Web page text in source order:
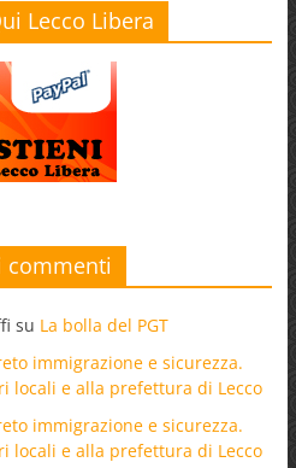
Lecco Libera
commenti
su La bolla del PGT
immigrazione e sicurezza.
locali e alla prefettura di Lecco
immigrazione e sicurezza.
locali e alla prefettura di Lecco